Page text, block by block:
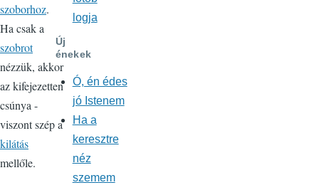
szoborhoz.
Ha csak a
szobrot
nézzük, akkor
az kifejezetten
csúnya -
viszont szép a
kilátás
mellőle.
logja
Új
énekek
Ó, én édes
jó Istenem
Ha a
keresztre
néz
szemem